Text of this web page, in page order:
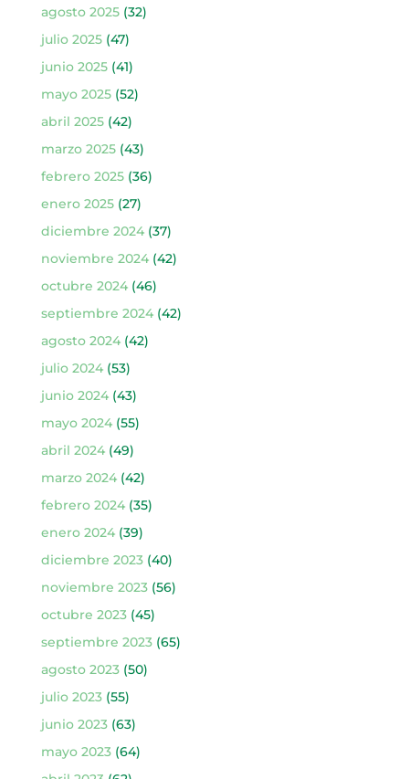
agosto 2025(32)
julio 2025(47)
junio 2025(41)
mayo 2025(52)
abril 2025(42)
marzo 2025(43)
febrero 2025(36)
enero 2025(27)
diciembre 2024(37)
noviembre 2024(42)
octubre 2024(46)
septiembre 2024(42)
agosto 2024(42)
julio 2024(53)
junio 2024(43)
mayo 2024(55)
abril 2024(49)
marzo 2024(42)
febrero 2024(35)
enero 2024(39)
diciembre 2023(40)
noviembre 2023(56)
octubre 2023(45)
septiembre 2023(65)
agosto 2023(50)
julio 2023(55)
junio 2023(63)
mayo 2023(64)